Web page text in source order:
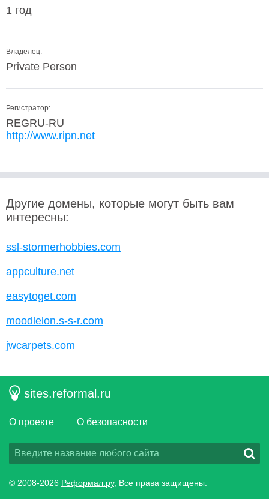
1 год
Владелец:
Private Person
Регистратор:
REGRU-RU
http://www.ripn.net
Другие домены, которые могут быть вам
интересны:
ssl-stormerhobbies.com
appculture.net
easytoget.com
moodlelon.s-s-r.com
jwcarpets.com
sites.reformal.ru
О проекте О безопасности
© 2008-2026 Реформал.ру, Все права защищены.